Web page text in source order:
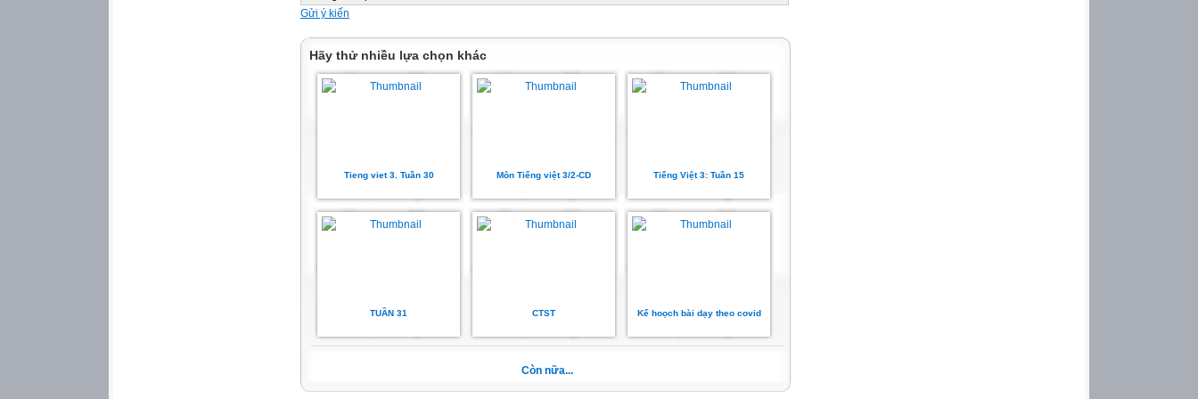
Gửi ý kiến
Hãy thử nhiều lựa chọn khác
Tieng viet 3. Tuần 30 Môn Tiếng việt 3/2-CD Tiếng Việt 3: Tuần 15
TUẦN 31 CTST Kế hoọch bài dạy theo covid
Còn nữa...